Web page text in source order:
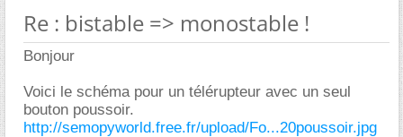
Re : bistable => monostable !
Bonjour
Voici le schéma pour un télérupteur avec un seul
bouton poussoir.
http://semopyworld.free.fr/upload/Fo...20poussoir.jpg